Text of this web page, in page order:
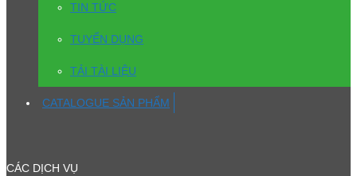
TIN TỨC
TUYỂN DỤNG
TẢI TÀI LIỆU
CATALOGUE SẢN PHẨM
CÁC DỊCH VỤ